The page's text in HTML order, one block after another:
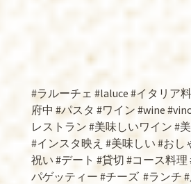
#ラルーチェ #laluce #イタリア
府中 #パスタ #ワイン #wine
レストラン #美味しいワイン #
#インスタ映え #美味しい #おし
祝い #デート #貸切 #コース料理
パゲッティー #チーズ #ランチ